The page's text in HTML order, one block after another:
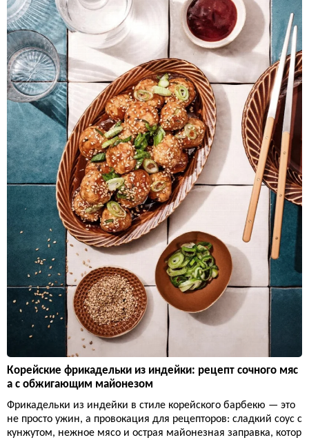
Корейские фрикадельки из индейки: рецепт сочного мяс
а с обжигающим майонезом
Фрикадельки из индейки в стиле корейского барбекю — это
не просто ужин, а провокация для рецепторов: сладкий соус с
кунжутом, нежное мясо и острая майонезная заправка, котор